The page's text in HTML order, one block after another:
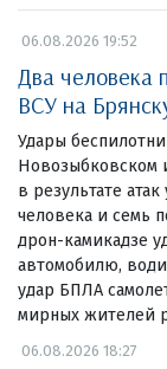
06.08.2026 19:52
Два человека
ВСУ на
Удары
Новозыбковском
в результате
человека и семь
дрон-камикадзе
автомобилю,
удар БПЛА
мирных жителей
06.08.2026 18:27